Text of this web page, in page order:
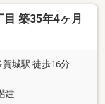
築35年4ヶ月
賀城駅 徒歩16分
建